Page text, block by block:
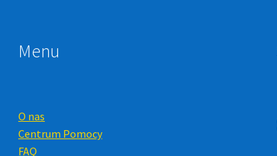
Menu
O nas
Centrum Pomocy
FAQ